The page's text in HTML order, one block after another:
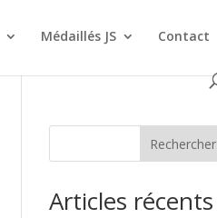
Médaillés JS Contact
Rechercher
Articles récents